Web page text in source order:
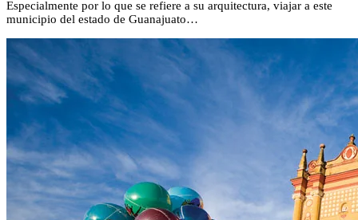
Especialmente por lo que se refiere a su arquitectura, viajar a este
municipio del estado de Guanajuato…